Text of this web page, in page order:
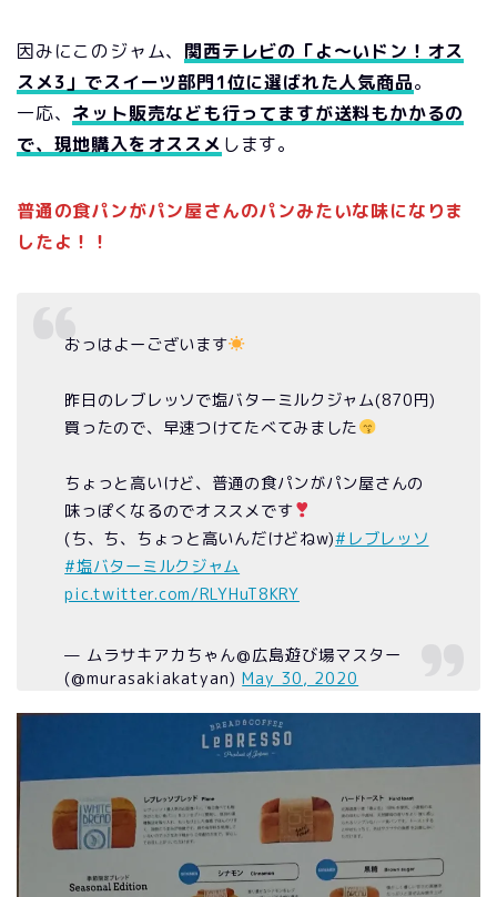
因みにこのジャム、 関西テレビの「よ〜いドン！オス
スメ3」でスイーツ部門1位に選ばれた人気商品。
一応、 ネット販売なども行ってますが送料もかかるの
で、現地購入をオススメ します。
普通の食パンがパン屋さんのパンみたいな味になりま
したよ！！
おっはよーございます
昨日のレブレッソで塩バターミルクジャム(870円)
買ったので、早速つけてたべてみました
ちょっと高いけど、普通の食パンがパン屋さんの
味っぽくなるのでオススメです
(ち、ち、ちょっと高いんだけどねw)#レブレッソ
#塩バターミルクジャム
pic.twitter.com/RLYHuT8KRY
— ムラサキアカちゃん@広島遊び場マスター
(@murasakiakatyan)May 30, 2020